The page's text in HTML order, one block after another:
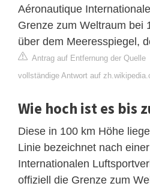
Aéronautique
Grenze zum Weltraum bei
über dem Meeresspiegel,
Antrag auf Entfernung der Quelle
vollständige Antwort auf
Wie hoch ist es bis
Diese in 100 km Höhe
Linie bezeichnet nach
Internationalen
offiziell die Grenze zum